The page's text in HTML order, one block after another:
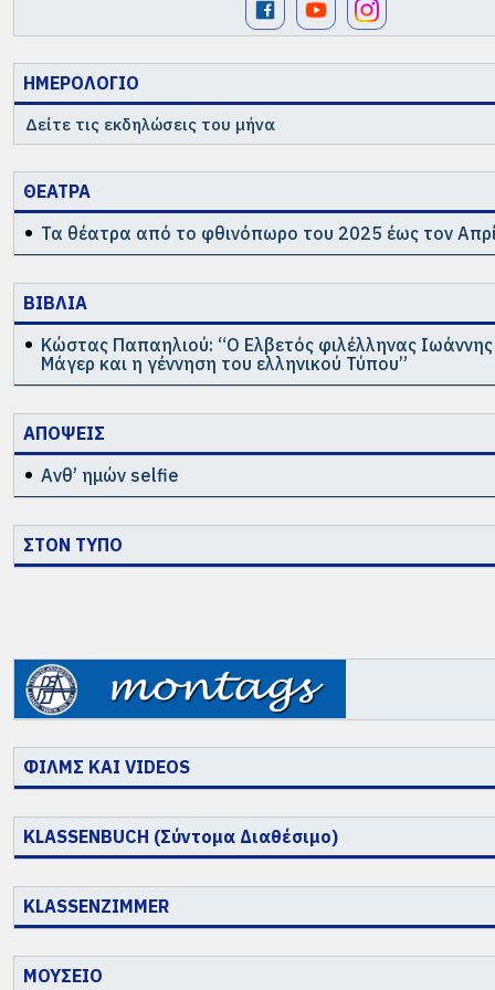
ΗΜΕΡΟΛΟΓΙΟ
Δείτε τις εκδηλώσεις του μήνα
ΘΕΑΤΡΑ
Τα θέατρα από το φθινόπωρο του 2025 έως τον
ΒΙΒΛΙΑ
Κώστας Παπαηλιού: “Ο Ελβετός φιλέλληνας
Μάγερ και η γέννηση του ελληνικού Τύπου”
ΑΠΟΨΕΙΣ
Ανθ’ ημών selfie
ΣΤΟΝ ΤΥΠΟ
ΦΙΛΜΣ ΚΑΙ VIDEOS
KLASSENBUCH (Σύντομα Διαθέσιμο)
KLASSENZIMMER
ΜΟΥΣΕΙΟ